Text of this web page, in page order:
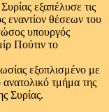
εξαπέλυσε τις
εναντίον θέσεων του
υπουργός
Πούτιν το
εξοπλισμένο με
τμήμα της
Συρίας.